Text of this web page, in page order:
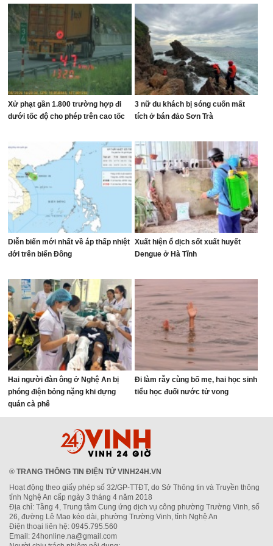
Xử phạt gần 1.800 trường hợp đi
dưới tốc độ cho phép trên cao tốc
3 nữ du khách bị sóng cuốn mất
tích ở bán đảo Sơn Trà
Diễn biến mới nhất về áp thấp nhiệt
đới trên biển Đông
Xuất hiện ổ dịch sốt xuất huyết
Dengue ở Hà Tĩnh
Hai người đàn ông ở Nghệ An bị
phóng điện bỏng nặng khi dựng
quán cà phê
Đi làm rẫy cùng bố mẹ, hai học sinh
tiểu học đuối nước tử vong
® TRANG THÔNG TIN ĐIỆN TỬ VINH24H.VN
Hoạt động theo giấy phép số 32/GP-TTĐT, do Sở Thông tin và Truyền thông
tỉnh Nghệ An cấp ngày 3 tháng 4 năm 2018
Địa chỉ: Tầng 4, Trung tâm Cung ứng dịch vụ công phường Trường Vinh, số
26, đường Lê Mao kéo dài, phường Trường Vinh, tỉnh Nghệ An
Điện thoại liên hệ: 0945.795.560
Email: 24honline.na@gmail.com